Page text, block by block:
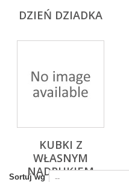
DZIEŃ DZIADKA
KUBKI Z
WŁASNYM
NADRUKIEM
Sortuj wg